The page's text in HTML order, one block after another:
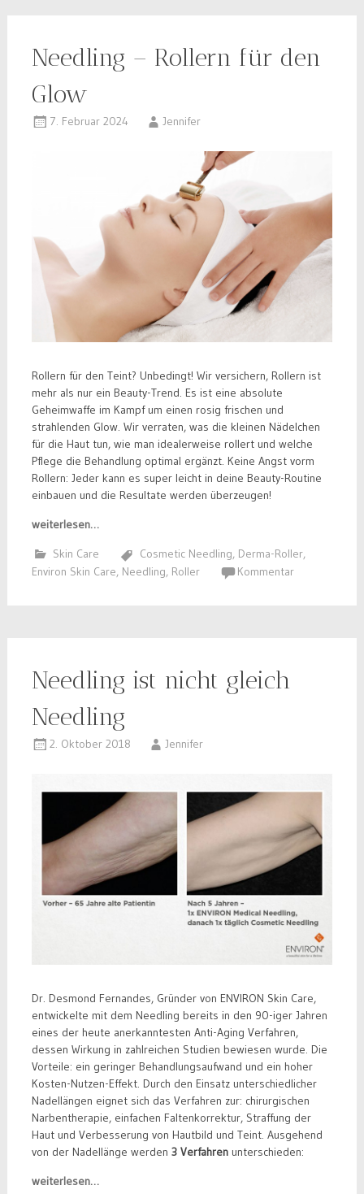
Needling – Rollern für den
Glow
7. Februar 2024 Jennifer
Rollern für den Teint? Unbedingt! Wir versichern, Rollern ist
mehr als nur ein Beauty-Trend. Es ist eine absolute
Geheimwaffe im Kampf um einen rosig frischen und
strahlenden Glow. Wir verraten, was die kleinen Nädelchen
für die Haut tun, wie man idealerweise rollert und welche
Pflege die Behandlung optimal ergänzt. Keine Angst vorm
Rollern: Jeder kann es super leicht in deine Beauty-Routine
einbauen und die Resultate werden überzeugen!
weiterlesen…
Skin Care
Cosmetic Needling, Derma-Roller,
Environ Skin Care, Needling, Roller Kommentar
Needling ist nicht gleich
Needling
2. Oktober 2018 Jennifer
Dr. Desmond Fernandes, Gründer von ENVIRON Skin Care,
entwickelte mit dem Needling bereits in den 90-iger Jahren
eines der heute anerkanntesten Anti-Aging Verfahren,
dessen Wirkung in zahlreichen Studien bewiesen wurde. Die
Vorteile: ein geringer Behandlungsaufwand und ein hoher
Kosten-Nutzen-Effekt. Durch den Einsatz unterschiedlicher
Nadellängen eignet sich das Verfahren zur: chirurgischen
Narbentherapie, einfachen Faltenkorrektur, Straffung der
Haut und Verbesserung von Hautbild und Teint. Ausgehend
von der Nadellänge werden 3 Verfahrenunterschieden:
weiterlesen…